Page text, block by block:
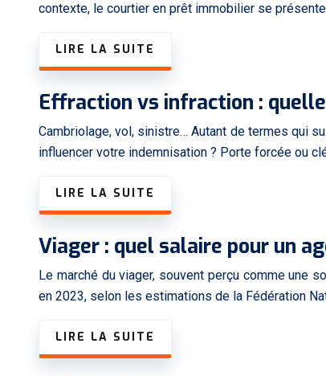
contexte, le courtier en prêt immobilier se
LIRE LA SUITE
Effraction vs infraction :
Cambriolage, vol, sinistre… Autant de termes qui
influencer votre indemnisation ? Porte forcée ou
LIRE LA SUITE
Viager : quel salaire pour un
Le marché du viager, souvent perçu comme une
en 2023, selon les estimations de la Fédération
LIRE LA SUITE